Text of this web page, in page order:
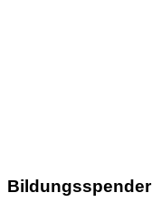
Bildungsspender